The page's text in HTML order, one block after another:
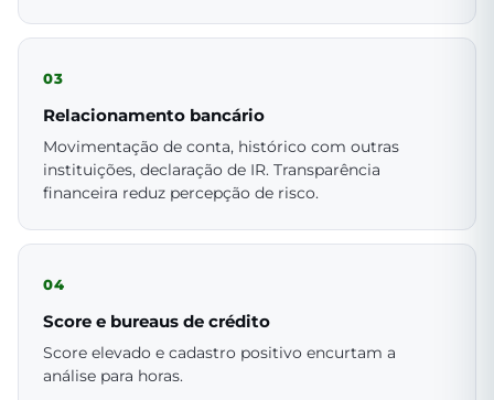
03
Relacionamento bancário
Movimentação de conta, histórico com outras
instituições, declaração de IR. Transparência
financeira reduz percepção de risco.
04
Score e bureaus de crédito
Score elevado e cadastro positivo encurtam a
análise para horas.